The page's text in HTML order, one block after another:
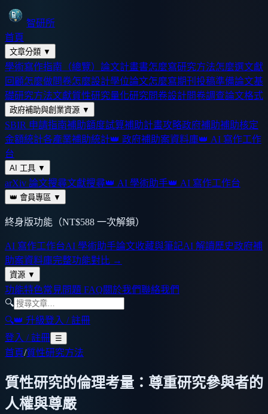
智研所
首頁
文章分類 ▼
學術寫作指南（總覽） 論文計畫書怎麼寫研究方法怎麼選文獻
回顧怎麼做問卷怎麼設計學位論文怎麼寫期刊投稿準備論文基
礎研究方法文獻質性研究量化研究問卷設計問卷調查論文格式
政府補助與創業資源 ▼
SBIR 申請指南補助額度試算補助計畫攻略政府補助補助核定
金額統計各產業補助統計👑 政府補助案資料庫👑 AI 寫作工作
台
AI 工具 ▼
arXiv 論文搜尋文獻搜尋👑 AI 學術助手👑 AI 寫作工作台
👑 會員專區 ▼
終身版功能（NT$588 一次解鎖）
AI 寫作工作台AI 學術助手論文收藏與筆記AI 解讀歷史政府補
助案資料庫完整功能對比 →
資源 ▼
功能特色常見問題 FAQ關於我們聯絡我們
🔍
🔍👑 升級登入 / 註冊
登入 / 註冊 ☰
首頁/質性研究方法
質性研究的倫理考量：尊重研究參與者的
人權與尊嚴